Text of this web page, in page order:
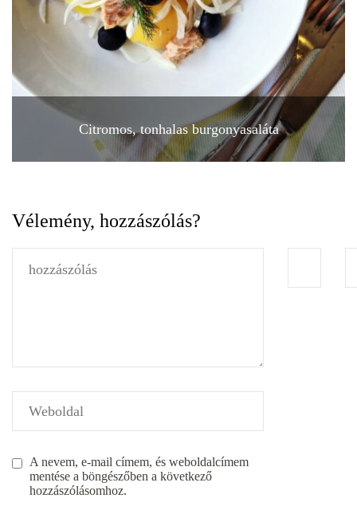
Citromos, tonhalas burgonyasaláta
Vélemény, hozzászólás?
A nevem, e-mail címem, és weboldalcímem
mentése a böngészőben a következő
hozzászólásomhoz.